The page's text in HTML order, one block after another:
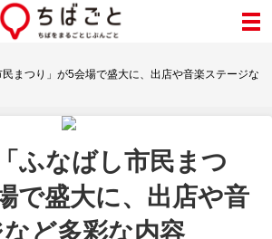
まつり」が5会場で盛大に、出店や音楽ステージな
ふなばし市民まつ
で盛大に、出店や音
ど多彩な内容